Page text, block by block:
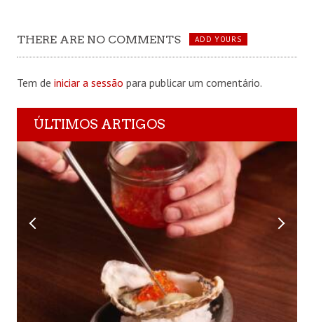
THERE ARE NO COMMENTS ADD YOURS
Tem de iniciar a sessão para publicar um comentário.
ÚLTIMOS ARTIGOS